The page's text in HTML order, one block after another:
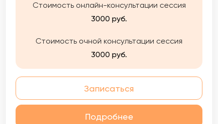
Стоимость онлайн-консультации сессия
3000 руб.
Стоимость очной консультации сессия
3000 руб.
Записаться
Подробнее